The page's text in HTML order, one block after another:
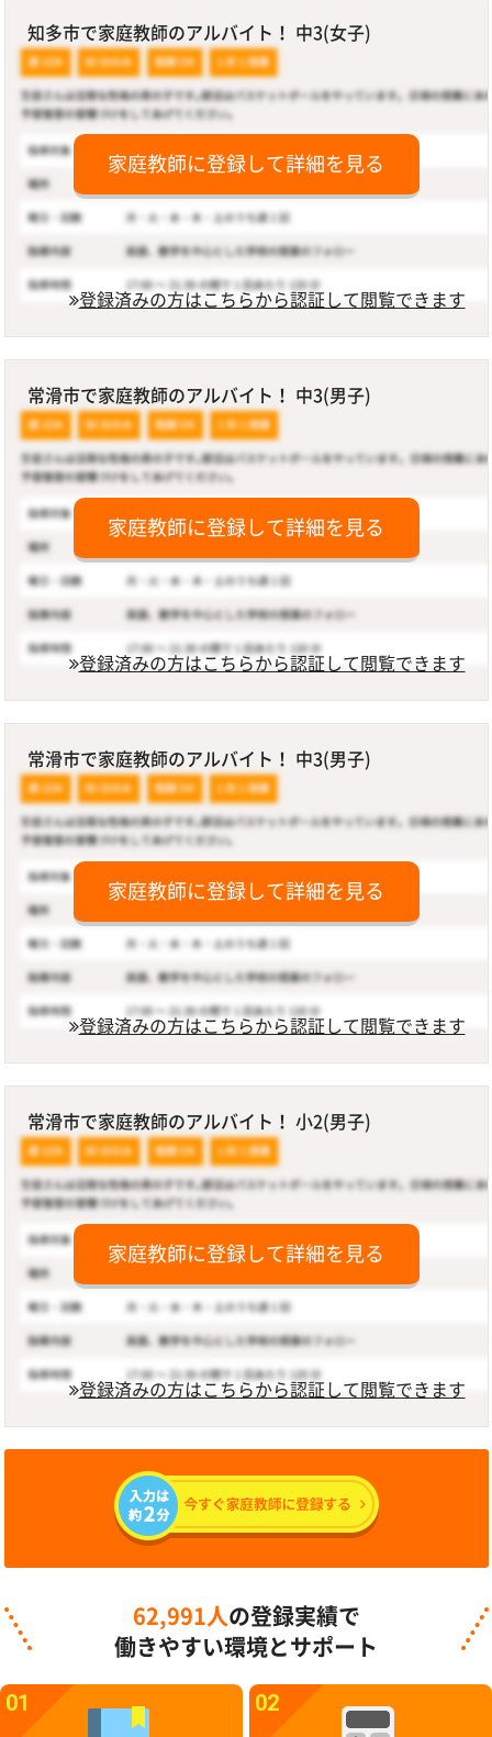
知多市で家庭教師のアルバイト！ 中3(女子)
家庭教師に登録して詳細を見る
登録済みの方はこちらから認証して閲覧できます
常滑市で家庭教師のアルバイト！ 中3(男子)
家庭教師に登録して詳細を見る
登録済みの方はこちらから認証して閲覧できます
常滑市で家庭教師のアルバイト！ 中3(男子)
家庭教師に登録して詳細を見る
登録済みの方はこちらから認証して閲覧できます
常滑市で家庭教師のアルバイト！ 小2(男子)
家庭教師に登録して詳細を見る
登録済みの方はこちらから認証して閲覧できます
62,991人 の登録実績で
働きやすい環境とサポート
01 02